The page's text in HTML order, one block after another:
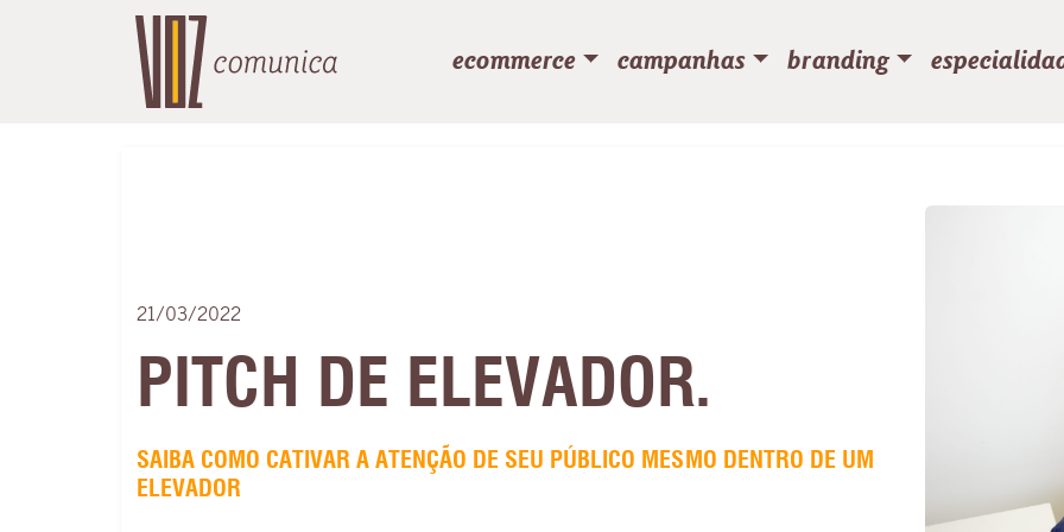
ecommerce campanhas branding
21/03/2022
PITCH DE ELEVADOR.
SAIBA COMO CATIVAR A ATENÇÃO DE SEU PÚBLICO MESMO DENTRO DE UM
ELEVADOR